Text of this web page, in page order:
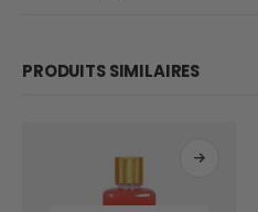
PRODUITS SIMILAIRES